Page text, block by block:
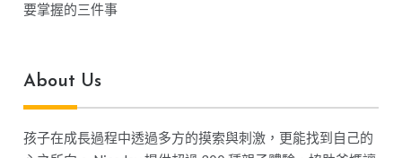
要掌握的三件事
About Us
孩子在成長過程中透過多方的摸索與刺激，更能找到自己的